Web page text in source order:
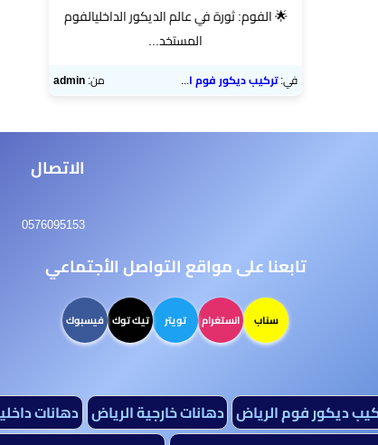
​🌟 الفوم: ثورة في عالم الديكور الداخلي​الفوم
المستخد...
في:تركيب ديكور فوم الرياض من:admin
الاتصال
0576095153
تابعنا على مواقع التواصل الأجتماعي
سناب انستغرام تويتر تيك توك فيسبوك
ديكور فوم الرياض دهانات خارجية الرياض دهانات